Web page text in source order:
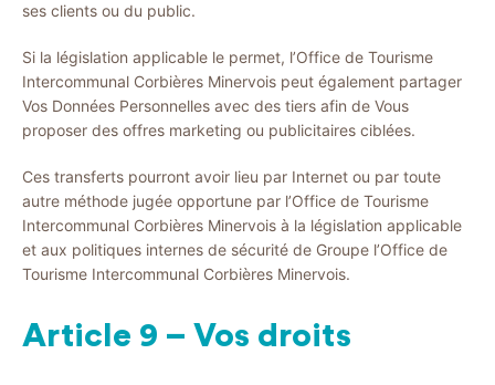
ses clients ou du public.
Si la législation applicable le permet, l’Office de Tourisme
Intercommunal Corbières Minervois peut également partager
Vos Données Personnelles avec des tiers afin de Vous
proposer des offres marketing ou publicitaires ciblées.
Ces transferts pourront avoir lieu par Internet ou par toute
autre méthode jugée opportune par l’Office de Tourisme
Intercommunal Corbières Minervois à la législation applicable
et aux politiques internes de sécurité de Groupe l’Office de
Tourisme Intercommunal Corbières Minervois.
Article 9 – Vos droits